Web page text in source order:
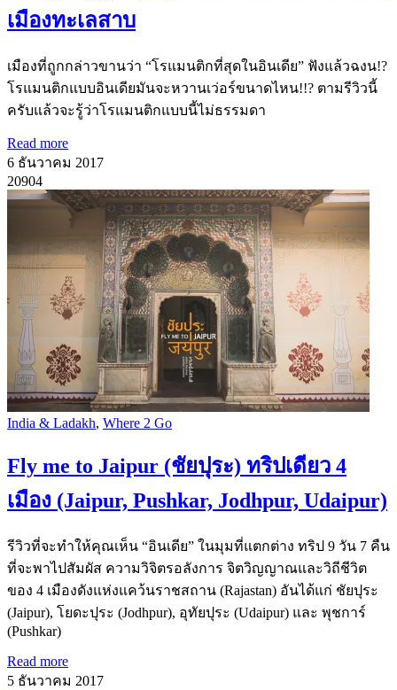
เมืองทะเลสาบ
เมืองที่ถูกกล่าวขานว่า “โรแมนติกที่สุดในอินเดีย” ฟังแล้วฉงน!?
โรแมนติกแบบอินเดียมันจะหวานเว่อร์ขนาดไหน!!? ตามรีวิวนี้
ครับแล้วจะรู้ว่าโรแมนติกแบบนี้ไม่ธรรมดา
Read more
6 ธันวาคม 2017
20904
India & Ladakh, Where 2 Go
Fly me to Jaipur (ชัยปุระ) ทริปเดียว 4
เมือง (Jaipur, Pushkar, Jodhpur, Udaipur)
รีวิวที่จะทำให้คุณเห็น “อินเดีย” ในมุมที่แตกต่าง ทริป 9 วัน 7 คืน
ที่จะพาไปสัมผัส ความวิจิตรอลังการ จิตวิญญาณและวิถีชีวิต
ของ 4 เมืองดังแห่งแคว้นราชสถาน (Rajastan) อันได้แก่ ชัยปุระ
(Jaipur), โยดะปุระ (Jodhpur), อุทัยปุระ (Udaipur) และ พุชการ์
(Pushkar)
Read more
5 ธันวาคม 2017